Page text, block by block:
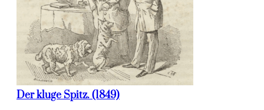
Der kluge Spitz. (1849)